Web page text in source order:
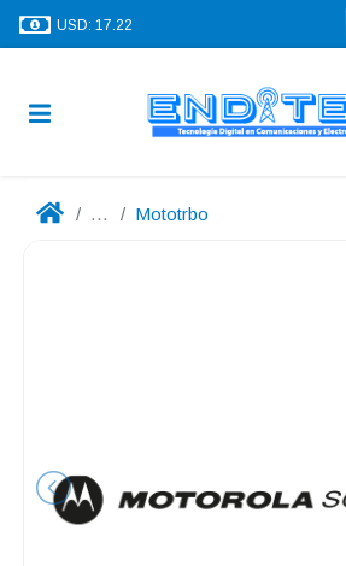
USD: 17.22
... Mototrbo